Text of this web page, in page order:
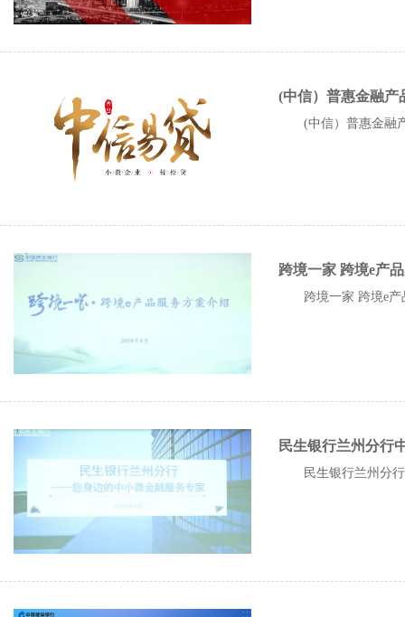
(中信）普惠金融产
(中信）普惠金融
跨境一家 跨境e产
跨境一家 跨境e
民生银行兰州分行
民生银行兰州分